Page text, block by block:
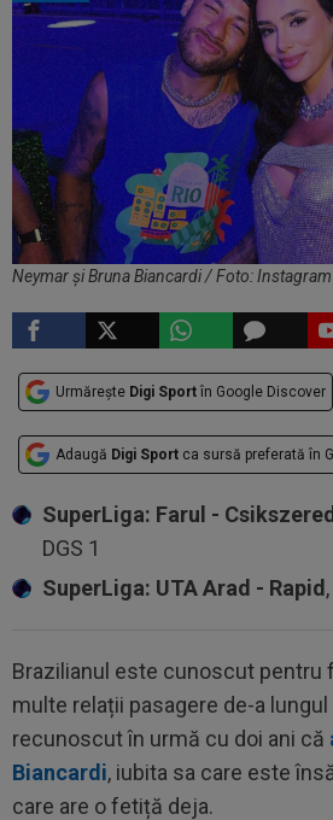
Neymar și Bruna Biancardi / Foto:
Urmărește Digi Sport în Google Discover
Adaugă Digi Sport ca sursă preferată în
SuperLiga: Farul -
DGS 1
SuperLiga: UTA Arad - Rapid
Brazilianul este cunoscut pentru
multe relații pasagere de-a
recunoscut în urmă cu doi ani că
Biancardi, iubita sa care este
care are o fetiță deja.